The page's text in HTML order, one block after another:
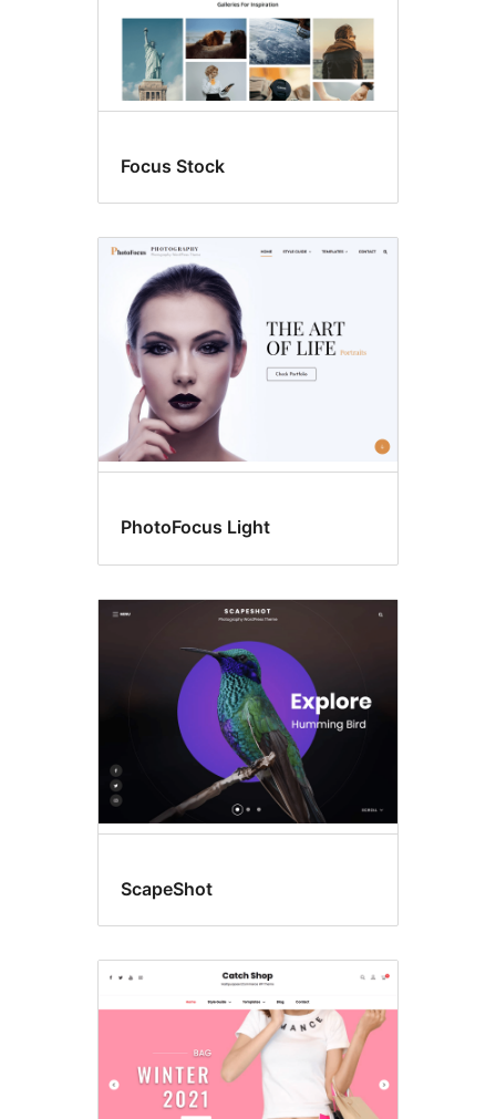
Focus Stock
PhotoFocus Light
ScapeShot